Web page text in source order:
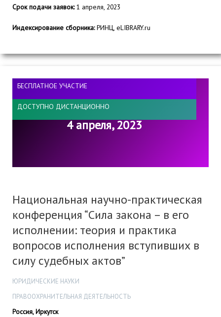
Срок подачи заявок:1 апреля, 2023
Индексирование сборника:РИНЦ, eLIBRARY.ru
БЕСПЛАТНОЕ УЧАСТИЕ
ДОСТУПНО ДИСТАНЦИОННО
4 апреля, 2023
Национальная научно-практическая
конференция “Сила закона – в его
исполнении: теория и практика
вопросов исполнения вступивших в
силу судебных актов”
ЮРИДИЧЕСКИЕ НАУКИ
ПРАВООХРАНИТЕЛЬНАЯ ДЕЯТЕЛЬНОСТЬ
Россия, Иркутск